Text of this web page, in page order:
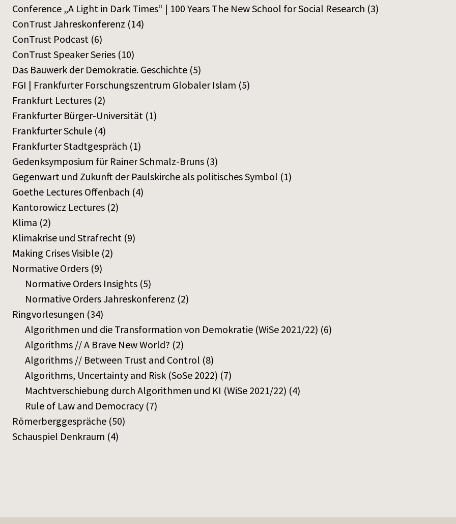
Conference „A Light in Dark Times“ | 100 Years The New School for Social Research (3)
ConTrust Jahreskonferenz (14)
ConTrust Podcast (6)
ConTrust Speaker Series (10)
Das Bauwerk der Demokratie. Geschichte (5)
FGI | Frankfurter Forschungszentrum Globaler Islam (5)
Frankfurt Lectures (2)
Frankfurter Bürger-Universität (1)
Frankfurter Schule (4)
Frankfurter Stadtgespräch (1)
Gedenksymposium für Rainer Schmalz-Bruns (3)
Gegenwart und Zukunft der Paulskirche als politisches Symbol (1)
Goethe Lectures Offenbach (4)
Kantorowicz Lectures (2)
Klima (2)
Klimakrise und Strafrecht (9)
Making Crises Visible (2)
Normative Orders (9)
Normative Orders Insights (5)
Normative Orders Jahreskonferenz (2)
Ringvorlesungen (34)
Algorithmen und die Transformation von Demokratie (WiSe 2021/22) (6)
Algorithms // A Brave New World? (2)
Algorithms // Between Trust and Control (8)
Algorithms, Uncertainty and Risk (SoSe 2022) (7)
Machtverschiebung durch Algorithmen und KI (WiSe 2021/22) (4)
Rule of Law and Democracy (7)
Römerberggespräche (50)
Schauspiel Denkraum (4)